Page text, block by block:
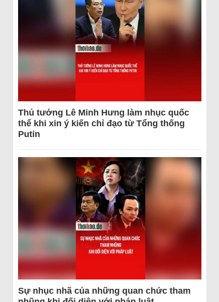
Thủ tướng Lê Minh Hưng làm nhục quốc
thể khi xin ý kiến chỉ đạo từ Tổng thống
Putin
Sự nhục nhã của những quan chức tham